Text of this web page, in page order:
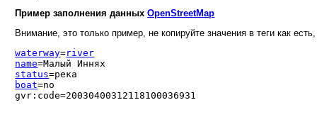
Пример заполнения данныхOpenStreetMap
Внимание, это только пример, не копируйте значения в теги как
waterway=river
name=Малый Иннях
status=река
boat=no
gvr:code=20030400312118100036931